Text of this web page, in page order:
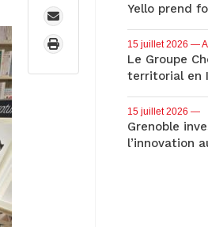
Yello prend
15 juillet 2026 —
Le Groupe
territorial en
15 juillet 2026 —
Grenoble
l’innovation